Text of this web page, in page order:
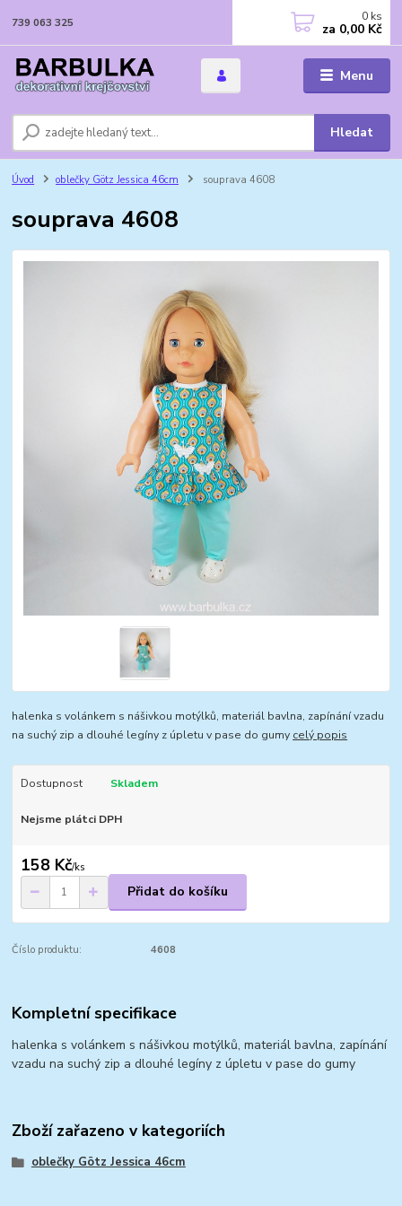
Menu
Hledat
739 063 325 0 ks
za 0,00 Kč
Úvod oblečky Götz Jessica 46cm souprava 4608
souprava 4608
halenka s volánkem s nášivkou motýlků, materiál bavlna, zapínání vzadu
na suchý zip a dlouhé legíny z úpletu v pase do gumy celý popis
Dostupnost Skladem
Nejsme plátci DPH
158 Kč/ks
Přidat do košíku
Číslo produktu: 4608
Kompletní specifikace
halenka s volánkem s nášivkou motýlků, materiál bavlna, zapínání
vzadu na suchý zip a dlouhé legíny z úpletu v pase do gumy
Zboží zařazeno v kategoriích
oblečky Götz Jessica 46cm